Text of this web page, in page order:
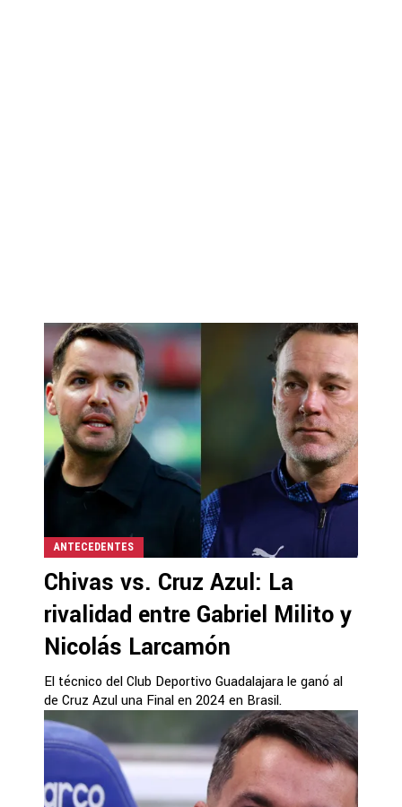
ANTECEDENTES
Chivas vs. Cruz Azul: La
rivalidad entre Gabriel Milito y
Nicolás Larcamón
El técnico del Club Deportivo Guadalajara le ganó al
de Cruz Azul una Final en 2024 en Brasil.